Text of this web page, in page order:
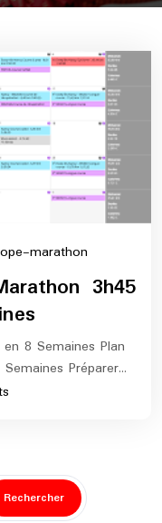
marathon
europe-
marathon
3h45
8 Semaines Plan
Préparer…
Rechercher